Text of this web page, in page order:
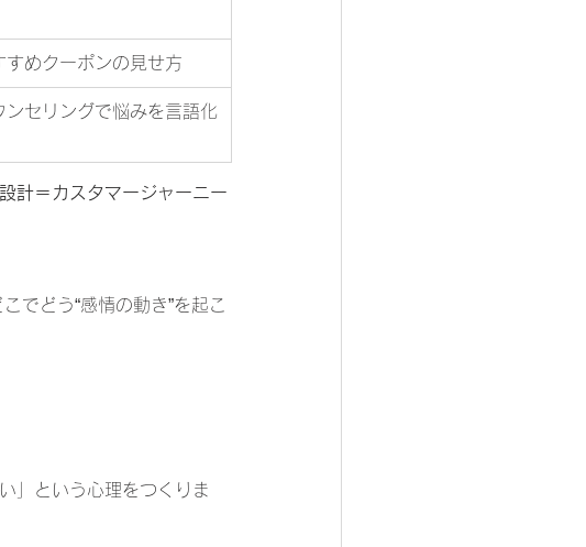
すめクーポンの見せ方
ンセリングで悩みを言語化
計＝カスタマージャーニー
どう“感情の動き”を起こ
」という心理をつくりま